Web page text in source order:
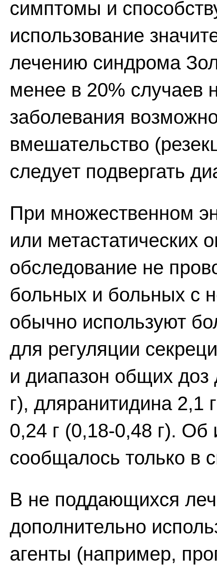
симптомы и
использование
лечению синдрома
менее в 20% случаев
заболевания
вмешательство
следует подвергать
При множественном
или метастатических
обследование не
больных и больных с
обычно используют
для регуляции
и диапазон общих доз
г), дляранитидина 2,1
0,24 г (0,18-0,48 г). Об
сообщалось только в
В не поддающихся
дополнительно
агенты (например,